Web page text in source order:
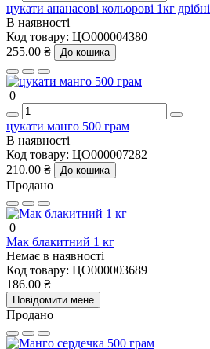
цукати ананасові кольорові 1кг дрібні
В наявності
Код товару: ЦО000004380
255.00 ₴
До кошика
0
цукати манго 500 грам
В наявності
Код товару: ЦО000007282
210.00 ₴
До кошика
Продано
0
Мак блакитний 1 кг
Немає в наявності
Код товару: ЦО000003689
186.00 ₴
Повідомити мене
Продано